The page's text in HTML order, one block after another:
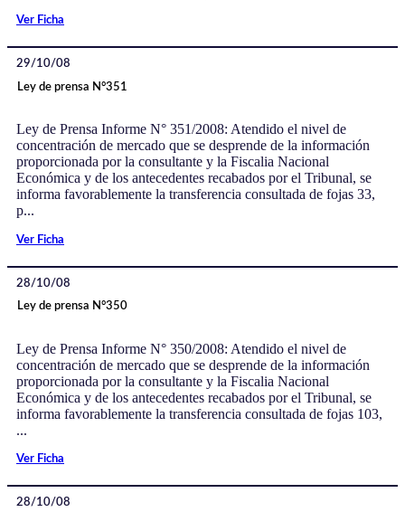
Ver Ficha
29/10/08
Ley de prensa N°351
Ley de Prensa Informe N° 351/2008: Atendido el nivel de
concentración de mercado que se desprende de la información
proporcionada por la consultante y la Fiscalia Nacional
Económica y de los antecedentes recabados por el Tribunal, se
informa favorablemente la transferencia consultada de fojas 33,
p...
Ver Ficha
28/10/08
Ley de prensa N°350
Ley de Prensa Informe N° 350/2008: Atendido el nivel de
concentración de mercado que se desprende de la información
proporcionada por la consultante y la Fiscalia Nacional
Económica y de los antecedentes recabados por el Tribunal, se
informa favorablemente la transferencia consultada de fojas 103,
...
Ver Ficha
28/10/08